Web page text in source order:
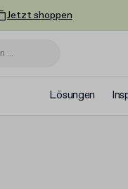
Jetzt shoppen
Lösungen